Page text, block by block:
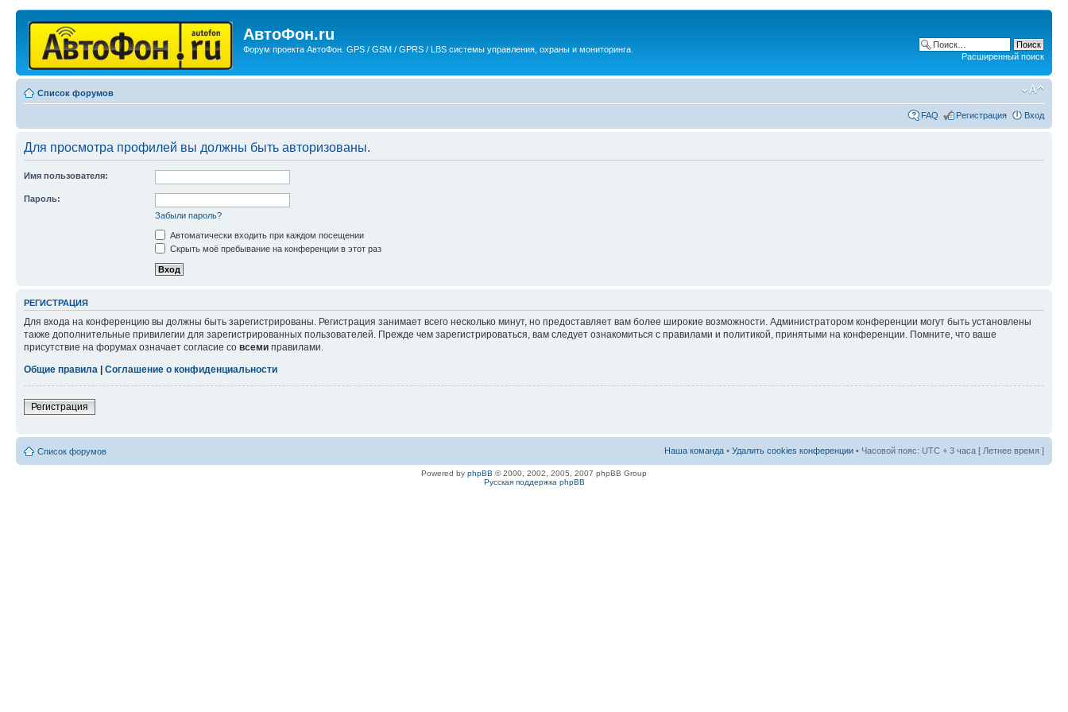
АвтоФон.ru
Форум проекта АвтоФон. GPS / GSM / GPRS / LBS системы управления, охраны и мониторинга.
Расширенный поиск
Список форумов
FAQ Регистрация Вход
Для просмотра профилей вы должны быть авторизованы.
Имя пользователя:
Пароль:
Забыли пароль?
Автоматически входить при каждом посещении
Скрыть моё пребывание на конференции в этот раз
РЕГИСТРАЦИЯ
Для входа на конференцию вы должны быть зарегистрированы. Регистрация занимает всего несколько минут, но предоставляет вам более широкие возможности. Администратором конференции могут быть установлены
также дополнительные привилегии для зарегистрированных пользователей. Прежде чем зарегистрироваться, вам следует ознакомиться с правилами и политикой, принятыми на конференции. Помните, что ваше
присутствие на форумах означает согласие со всеми правилами.
Общие правила | Соглашение о конфиденциальности
Регистрация
Список форумов Наша команда • Удалить cookies конференции • Часовой пояс: UTC + 3 часа [ Летнее время ]
Powered by phpBB © 2000, 2002, 2005, 2007 phpBB Group
Русская поддержка phpBB